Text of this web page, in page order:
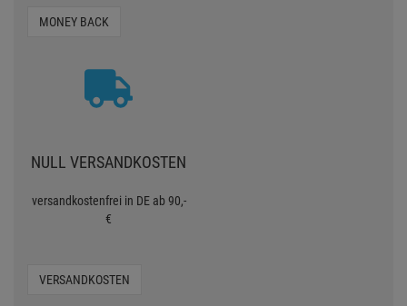
MONEY BACK
NULL VERSANDKOSTEN
versandkostenfrei in DE ab 90,-
€
VERSANDKOSTEN